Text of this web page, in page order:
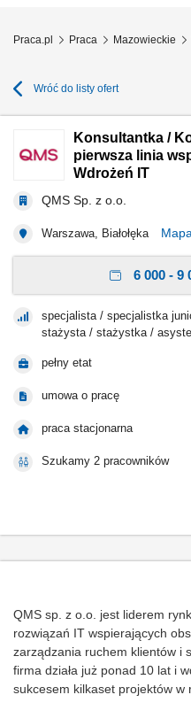
Praca.pl Praca Mazowieckie
Wróć do listy ofert
Konsultantka /
pierwsza linia
Wdrożeń IT
QMS Sp. z o.o.
Warszawa, Białołęka Mapa
6 000 - 9
specjalista / specjalistka
stażysta / stażystka /
pełny etat
umowa o pracę
praca stacjonarna
Szukamy 2 pracowników
QMS sp. z o.o. jest liderem
rozwiązań IT wspierających
zarządzania ruchem klientów i
firma działa już ponad 10 lat i
sukcesem kilkaset projektów w